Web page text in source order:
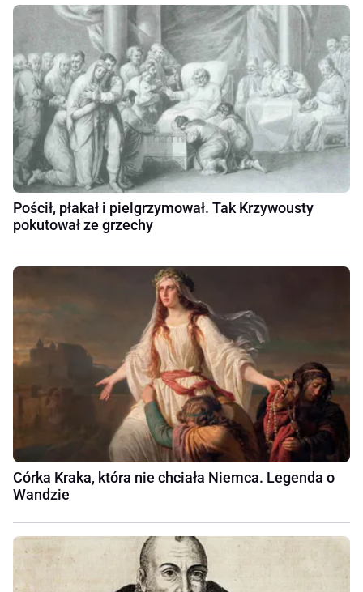
Pościł, płakał i pielgrzymował. Tak Krzywousty
pokutował ze grzechy
Córka Kraka, która nie chciała Niemca. Legenda o
Wandzie